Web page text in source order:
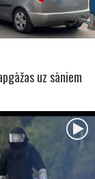
uz sāniem